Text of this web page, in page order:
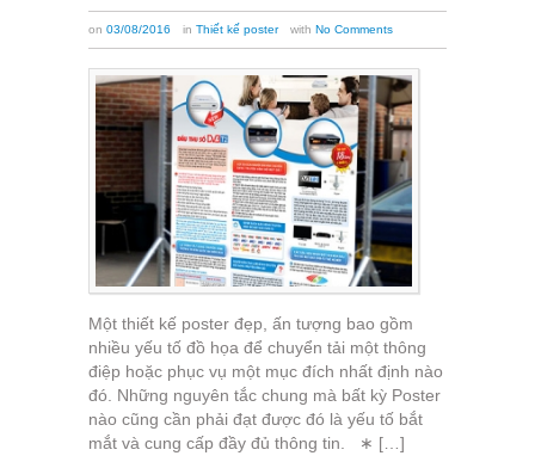
on 03/08/2016 in Thiết kế poster with No Comments
Một thiết kế poster đẹp, ấn tượng bao gồm
nhiều yếu tố đồ họa để chuyển tải một thông
điệp hoặc phục vụ một mục đích nhất định nào
đó. Những nguyên tắc chung mà bất kỳ Poster
nào cũng cần phải đạt được đó là yếu tố bắt
mắt và cung cấp đầy đủ thông tin. ∗ […]